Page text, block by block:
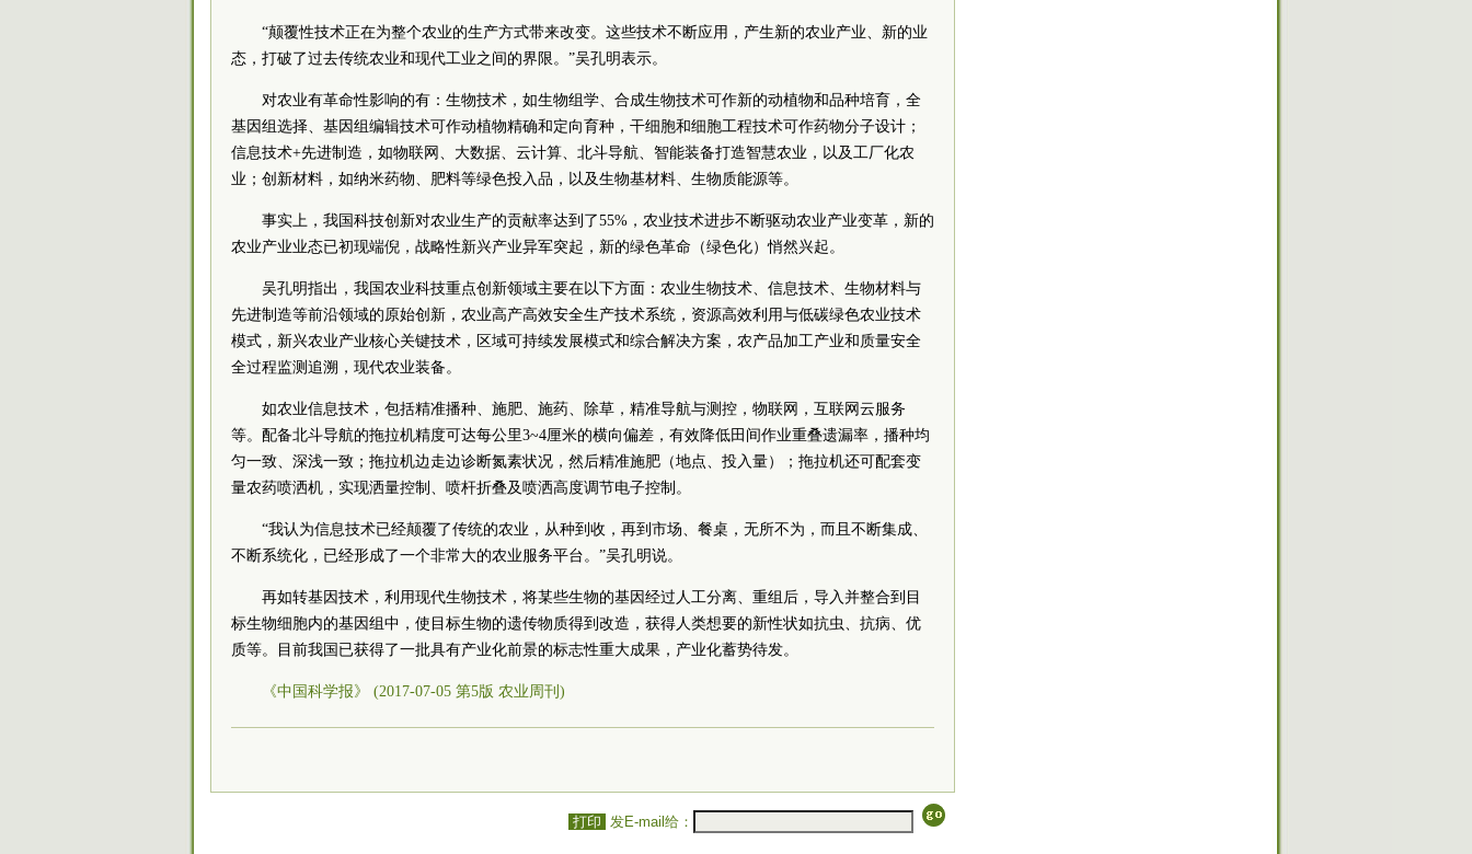
“颠覆性技术正在为整个农业的生产方式带来改变。这些技术不断应用，产生新的农业产业、新的业
态，打破了过去传统农业和现代工业之间的界限。”吴孔明表示。
对农业有革命性影响的有：生物技术，如生物组学、合成生物技术可作新的动植物和品种培育，全
基因组选择、基因组编辑技术可作动植物精确和定向育种，干细胞和细胞工程技术可作药物分子设计；
信息技术+先进制造，如物联网、大数据、云计算、北斗导航、智能装备打造智慧农业，以及工厂化农
业；创新材料，如纳米药物、肥料等绿色投入品，以及生物基材料、生物质能源等。
事实上，我国科技创新对农业生产的贡献率达到了55%，农业技术进步不断驱动农业产业变革，新的
农业产业业态已初现端倪，战略性新兴产业异军突起，新的绿色革命（绿色化）悄然兴起。
吴孔明指出，我国农业科技重点创新领域主要在以下方面：农业生物技术、信息技术、生物材料与
先进制造等前沿领域的原始创新，农业高产高效安全生产技术系统，资源高效利用与低碳绿色农业技术
模式，新兴农业产业核心关键技术，区域可持续发展模式和综合解决方案，农产品加工产业和质量安全
全过程监测追溯，现代农业装备。
如农业信息技术，包括精准播种、施肥、施药、除草，精准导航与测控，物联网，互联网云服务
等。配备北斗导航的拖拉机精度可达每公里3~4厘米的横向偏差，有效降低田间作业重叠遗漏率，播种均
匀一致、深浅一致；拖拉机边走边诊断氮素状况，然后精准施肥（地点、投入量）；拖拉机还可配套变
量农药喷洒机，实现洒量控制、喷杆折叠及喷洒高度调节电子控制。
“我认为信息技术已经颠覆了传统的农业，从种到收，再到市场、餐桌，无所不为，而且不断集成、
不断系统化，已经形成了一个非常大的农业服务平台。”吴孔明说。
再如转基因技术，利用现代生物技术，将某些生物的基因经过人工分离、重组后，导入并整合到目
标生物细胞内的基因组中，使目标生物的遗传物质得到改造，获得人类想要的新性状如抗虫、抗病、优
质等。目前我国已获得了一批具有产业化前景的标志性重大成果，产业化蓄势待发。
《中国科学报》 (2017-07-05 第5版 农业周刊)
打印 发E-mail给：